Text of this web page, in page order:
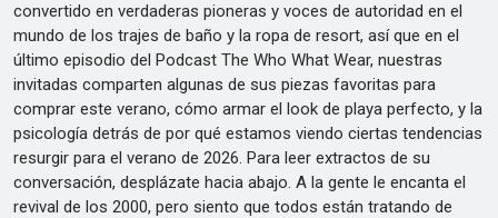
convertido en verdaderas pioneras y voces de autoridad en el
mundo de los trajes de baño y la ropa de resort, así que en el
último episodio del Podcast The Who What Wear, nuestras
invitadas comparten algunas de sus piezas favoritas para
comprar este verano, cómo armar el look de playa perfecto, y la
psicología detrás de por qué estamos viendo ciertas tendencias
resurgir para el verano de 2026. Para leer extractos de su
conversación, desplázate hacia abajo. A la gente le encanta el
revival de los 2000, pero siento que todos están tratando de